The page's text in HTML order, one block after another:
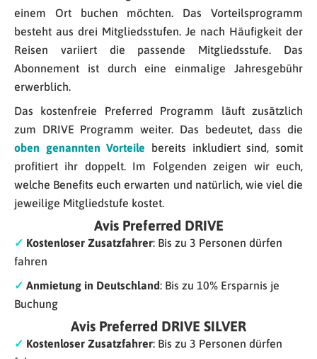
einem Ort buchen möchten. Das Vorteilsprogramm
besteht aus drei Mitgliedsstufen. Je nach Häufigkeit der
Reisen variiert die passende Mitgliedsstufe. Das
Abonnement ist durch eine einmalige Jahresgebühr
erwerblich.
Das kostenfreie Preferred Programm läuft zusätzlich
zum DRIVE Programm weiter. Das bedeutet, dass die
oben genannten Vorteile bereits inkludiert sind, somit
profitiert ihr doppelt. Im Folgenden zeigen wir euch,
welche Benefits euch erwarten und natürlich, wie viel die
jeweilige Mitgliedstufe kostet.
Avis Preferred DRIVE
✓ Kostenloser Zusatzfahrer: Bis zu 3 Personen dürfen
fahren
✓ Anmietung in Deutschland: Bis zu 10% Ersparnis je
Buchung
Avis Preferred DRIVE SILVER
✓ Kostenloser Zusatzfahrer: Bis zu 3 Personen dürfen